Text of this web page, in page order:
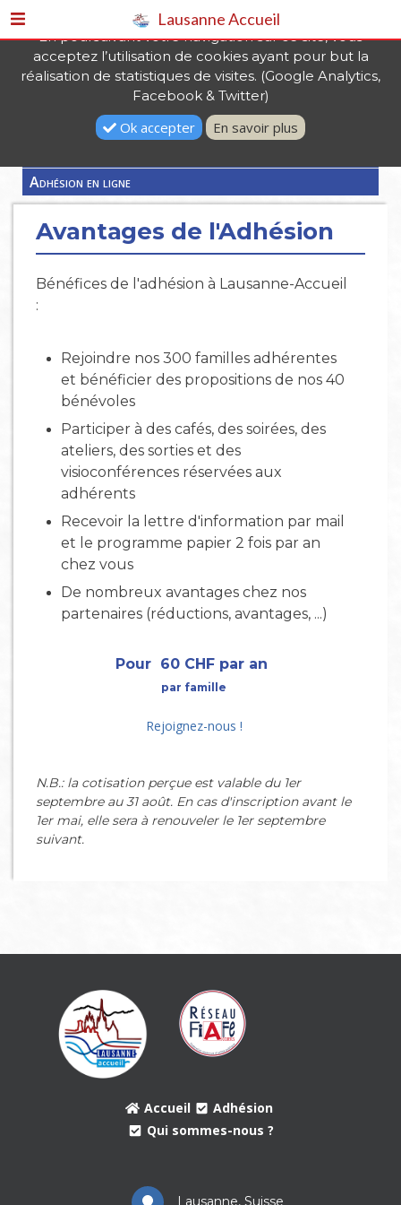
En poursuivant votre navigation sur ce site, vous
acceptez l’utilisation de cookies ayant pour but la
réalisation de statistiques de visites. (Google Analytics,
Facebook & Twitter)
Ok accepter En savoir plus
Lausanne Accueil
> Services adhérents >Adhésion
Avantages de l'Adhésion
Bénéfices de l'adhésion à Lausanne-Accueil
:
Rejoindre nos 300 familles adhérentes
et bénéficier des propositions de nos 40
bénévoles
Participer à des cafés, des soirées, des
ateliers, des sorties et des
visioconférences réservées aux
adhérents
Recevoir la lettre d'information par mail
et le programme papier 2 fois par an
chez vous
De nombreux avantages chez nos
partenaires (réductions, avantages, ...)
Pour 60 CHF par an
par famille
Rejoignez-nous !
N.B.: la cotisation perçue est valable du 1er
septembre au 31 août. En cas d'inscription avant le
1er mai, elle sera à renouveler le 1er septembre
suivant.
ESPACE ADHÉSION
Avantages de l'Adhésion
Adhésion en ligne
Accueil
Adhésion
Qui sommes-nous ?